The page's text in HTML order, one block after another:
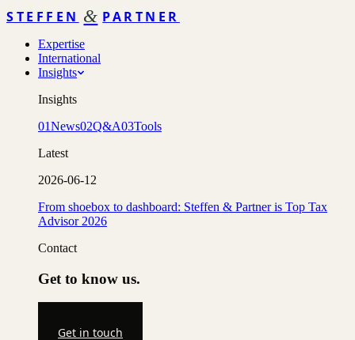
STEFFEN & PARTNER
Expertise
International
Insights
Insights
01News02Q&A03Tools
Latest
2026-06-12
From shoebox to dashboard: Steffen & Partner is Top Tax
Advisor 2026
Contact
Get to know us.
Get in touch